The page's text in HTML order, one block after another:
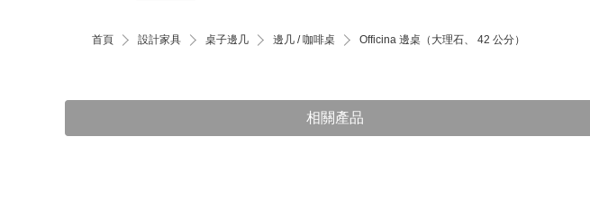
首頁 設計家具 桌子邊几 邊几 / 咖啡桌 Officina 邊桌（大理石、 42 公分）
相關產品